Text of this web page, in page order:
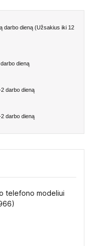
darbo dieną (Užsakius iki 12
dieną
darbo dieną
darbo dieną
telefono modeliui